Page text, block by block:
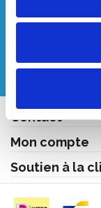
Contact
Mon compte
Soutien à la